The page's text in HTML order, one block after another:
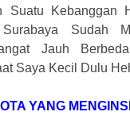
Suatu Kebanggan
Sudah
Jauh
Saya Kecil Dulu
YANG